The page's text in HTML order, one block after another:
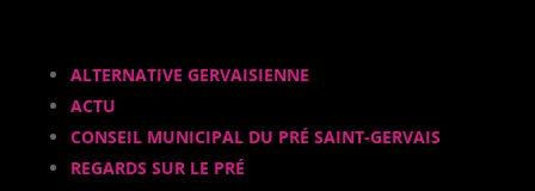
ALTERNATIVE GERVAISIENNE
ACTU
CONSEIL MUNICIPAL DU PRÉ SAINT-GERVAIS
REGARDS SUR LE PRÉ